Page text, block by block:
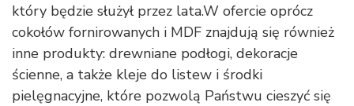
który będzie służył przez lata.W ofercie oprócz
cokołów fornirowanych i MDF znajdują się również
inne produkty: drewniane podłogi, dekoracje
ścienne, a także kleje do listew i środki
pielęgnacyjne, które pozwolą Państwu cieszyć się